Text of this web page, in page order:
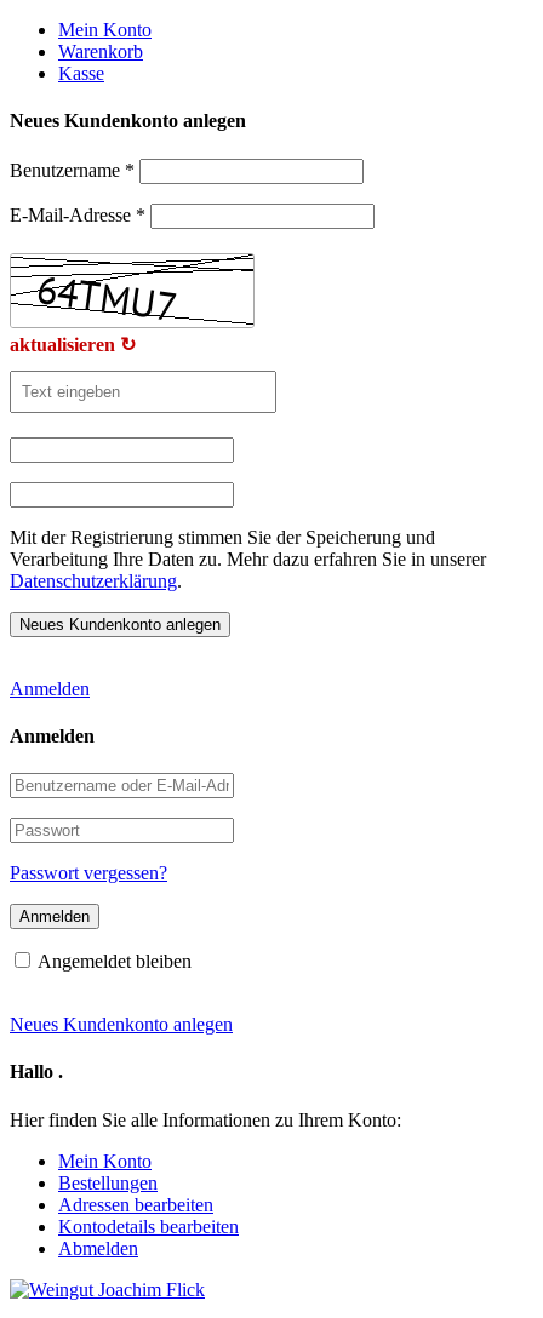
Weiter
zum
Inhalt
Mein Konto
Warenkorb
Kasse
Neues Kundenkonto anlegen
Benutzername *
E-Mail-Adresse *
aktualisieren ↻
Mit der Registrierung stimmen Sie der Speicherung und
Verarbeitung Ihre Daten zu. Mehr dazu erfahren Sie in unserer
Datenschutzerklärung.
Anmelden
Anmelden
Benutzername
oder
E-
Mail-
Adresse
Passwort
Passwort vergessen?
Angemeldet bleiben
Neues Kundenkonto anlegen
Hallo .
Hier finden Sie alle Informationen zu Ihrem Konto:
Mein Konto
Bestellungen
Adressen bearbeiten
Kontodetails bearbeiten
Abmelden